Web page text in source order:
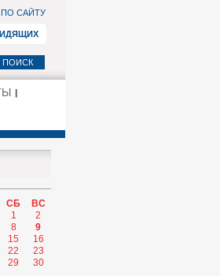
ПО САЙТУ
СБ
ВС
1
2
8
9
15
16
22
23
29
30